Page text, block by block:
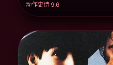
动作史诗 9.6